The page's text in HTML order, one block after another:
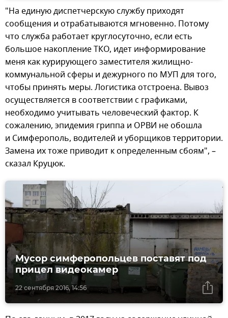
"На единую диспетчерскую службу приходят
сообщения и отрабатываются мгновенно. Потому
что служба работает круглосуточно, если есть
большое накопление ТКО, идет информирование
меня как курирующего заместителя жилищно-
коммунальной сферы и дежурного по МУП для того,
чтобы принять меры. Логистика отстроена. Вывоз
осуществляется в соответствии с графиками,
необходимо учитывать человеческий фактор. К
сожалению, эпидемия гриппа и ОРВИ не обошла
и Симферополь, водителей и уборщиков территории.
Замена их тоже приводит к определенным сбоям", –
сказал Круцюк.
22 сентября 2016, 14:56
Мусор симферопольцев поставят под
прицел видеокамер